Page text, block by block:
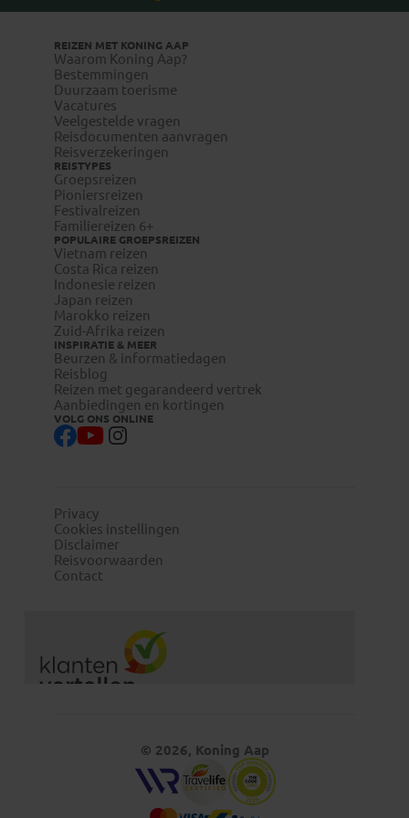
REIZEN MET KONING AAP
Waarom Koning Aap?
Bestemmingen
Duurzaam toerisme
Vacatures
Veelgestelde vragen
Reisdocumenten aanvragen
Reisverzekeringen
REISTYPES
Groepsreizen
Pioniersreizen
Festivalreizen
Familiereizen 6+
POPULAIRE GROEPSREIZEN
Vietnam reizen
Costa Rica reizen
Indonesie reizen
Japan reizen
Marokko reizen
Zuid-Afrika reizen
INSPIRATIE & MEER
Beurzen & informatiedagen
Reisblog
Reizen met gegarandeerd vertrek
Aanbiedingen en kortingen
VOLG ONS ONLINE
Privacy
Cookies instellingen
Disclaimer
Reisvoorwaarden
Contact
© 2026, Koning Aap